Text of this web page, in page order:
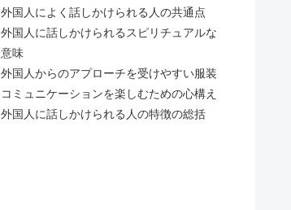
外国人によく話しかけられる人の共通点
外国人に話しかけられるスピリチュアルな
意味
外国人からのアプローチを受けやすい服装
コミュニケーションを楽しむための心構え
外国人に話しかけられる人の特徴の総括